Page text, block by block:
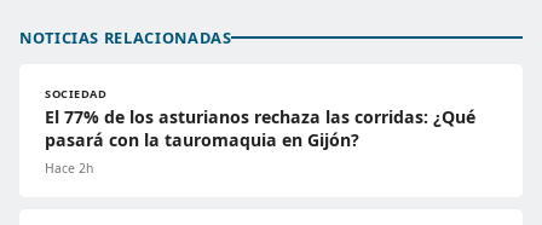
NOTICIAS RELACIONADAS
SOCIEDAD
El 77% de los asturianos rechaza las corridas: ¿Qué
pasará con la tauromaquia en Gijón?
Hace 2h